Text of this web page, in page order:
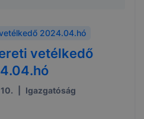
2024.04.hó
vetélkedő
Igazgatóság